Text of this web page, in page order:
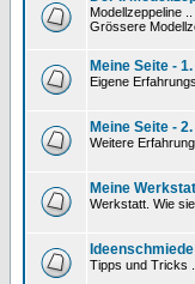
Modellzeppeline
Grössere
Meine Seite -
Eigene
Meine Seite -
Weitere
Meine
Werkstatt. Wie
Tipps und Tricks